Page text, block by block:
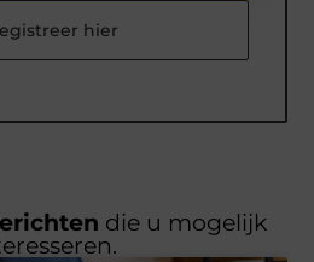
hier
die u mogelijk